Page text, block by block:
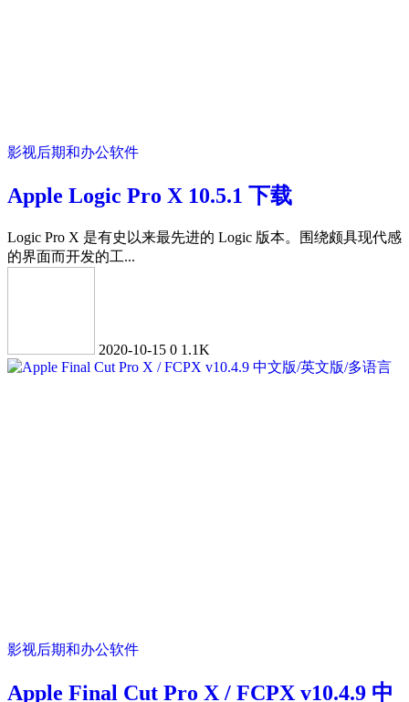
影视后期和办公软件
Apple Logic Pro X 10.5.1 下载
Logic Pro X 是有史以来最先进的 Logic 版本。围绕颇具现代感
的界面而开发的工...
2020-10-15 0 1.1K
影视后期和办公软件
Apple Final Cut Pro X / FCPX v10.4.9 中